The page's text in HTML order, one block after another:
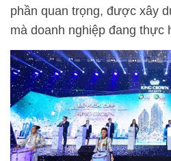
phần quan trọng, được xây
mà doanh nghiệp đang thực